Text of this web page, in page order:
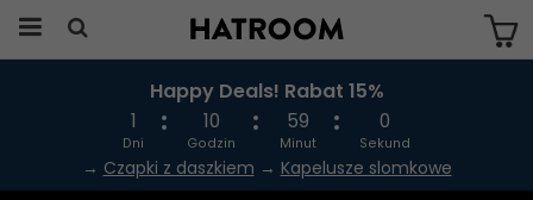
Produkten har blivit tillagd i varukorgen
Happy Deals! Rabat 15%
1
Dni
10
Godzin
58
Minut
59
Sekund
→ Czapki z daszkiem → Kapelusze slomkowe